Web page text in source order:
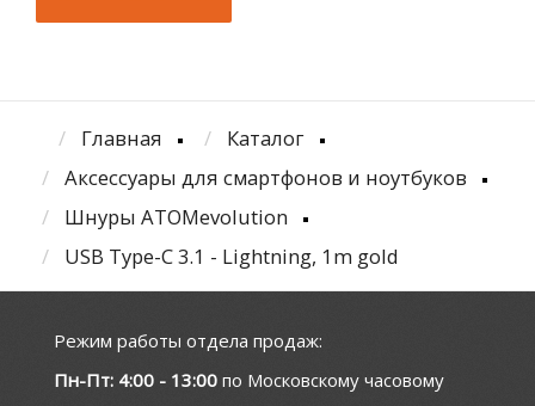
Главная
Каталог
Аксессуары для смартфонов и ноутбуков
Шнуры ATOMevolution
USB Type-C 3.1 - Lightning, 1m gold
Режим работы отдела продаж:
Пн-Пт: 4:00 - 13:00 по Московскому часовому